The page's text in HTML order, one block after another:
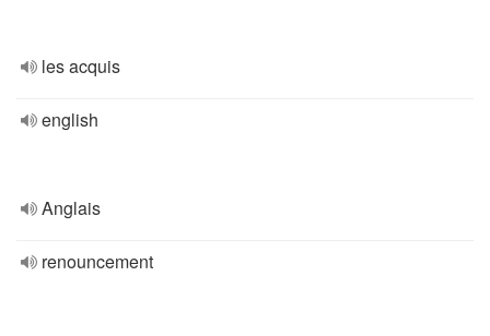
les acquis
english
Anglais
renouncement